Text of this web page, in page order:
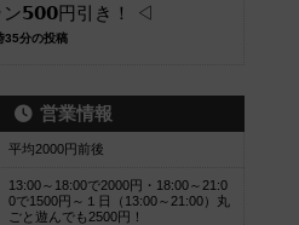
ン𝟱𝟬𝟬円引き！ ◁
35分の投稿
営業情報
平均2000円前後
13:00～18:00で2000円・18:00～21:0
0で1500円～１日（13:00～21:00）丸
ごと遊んでも2500円！